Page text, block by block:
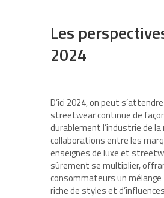
Les
2024
D’ici 2024, on peut
streetwear continue de
durablement l’industrie de la
collaborations entre les
enseignes de luxe et
sûrement se multiplier,
consommateurs un
riche de styles et